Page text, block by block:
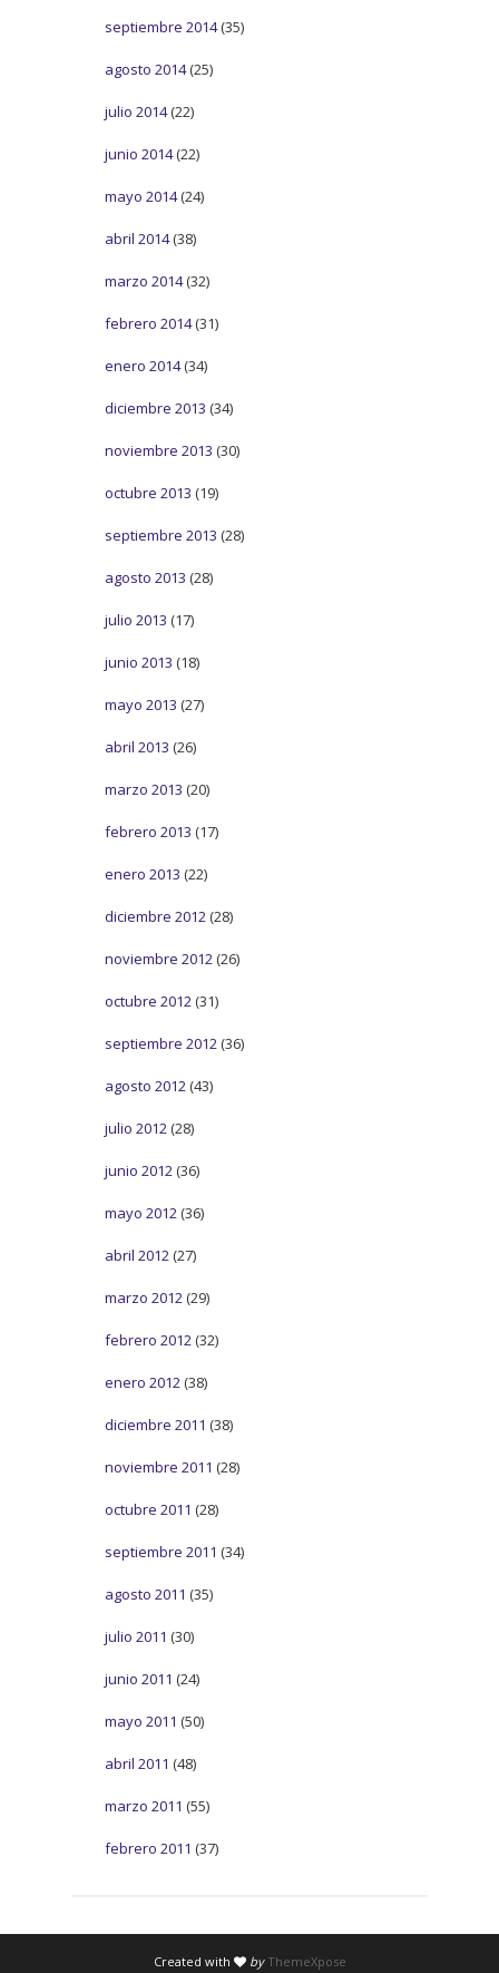
septiembre 2014(35)
agosto 2014(25)
julio 2014(22)
junio 2014(22)
mayo 2014(24)
abril 2014(38)
marzo 2014(32)
febrero 2014(31)
enero 2014(34)
diciembre 2013 (34)
noviembre 2013 (30)
octubre 2013 (19)
septiembre 2013 (28)
agosto 2013 (28)
julio 2013 (17)
junio 2013 (18)
mayo 2013 (27)
abril 2013 (26)
marzo 2013 (20)
febrero 2013 (17)
enero 2013 (22)
diciembre 2012 (28)
noviembre 2012 (26)
octubre 2012 (31)
septiembre 2012 (36)
agosto 2012 (43)
julio 2012 (28)
junio 2012 (36)
mayo 2012 (36)
abril 2012 (27)
marzo 2012 (29)
febrero 2012 (32)
enero 2012 (38)
diciembre 2011 (38)
noviembre 2011 (28)
octubre 2011 (28)
septiembre 2011 (34)
agosto 2011 (35)
julio 2011 (30)
junio 2011 (24)
mayo 2011 (50)
abril 2011 (48)
marzo 2011 (55)
febrero 2011 (37)
Created with by ThemeXpose